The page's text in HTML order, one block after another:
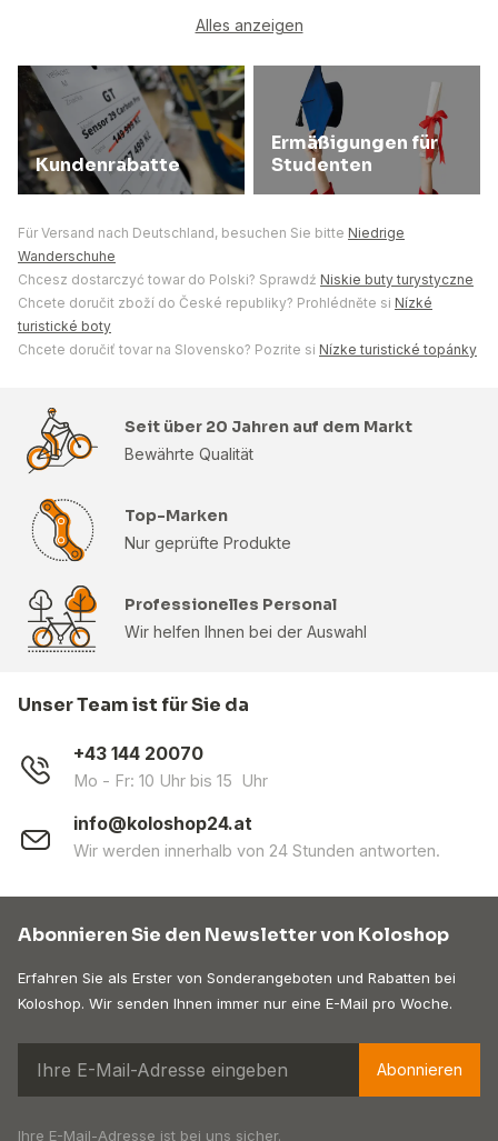
Alles anzeigen
Kundenrabatte
Ermäßigungen für
Studenten
Für Versand nach Deutschland, besuchen Sie bitte Niedrige
Wanderschuhe
Chcesz dostarczyć towar do Polski? Sprawdź Niskie buty turystyczne
Chcete doručit zboží do České republiky? Prohlédněte si Nízké
turistické boty
Chcete doručiť tovar na Slovensko? Pozrite si Nízke turistické topánky
Seit über 20 Jahren auf dem Markt
Bewährte Qualität
Top-Marken
Nur geprüfte Produkte
Professionelles Personal
Wir helfen Ihnen bei der Auswahl
Unser Team ist für Sie da
+43 144 20070
Mo - Fr: 10 Uhr bis 15 Uhr
info@koloshop24.at
Wir werden innerhalb von 24 Stunden antworten.
Abonnieren Sie den Newsletter von Koloshop
Erfahren Sie als Erster von Sonderangeboten und Rabatten bei
Koloshop. Wir senden Ihnen immer nur eine E-Mail pro Woche.
Abonnieren
Ihre E-Mail-Adresse ist bei uns sicher.